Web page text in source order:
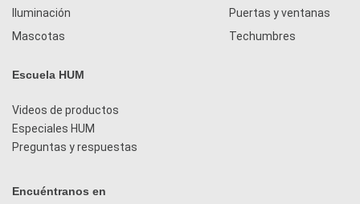
Iluminación
Mascotas
Puertas y ventanas
Techumbres
Escuela HUM
Videos de productos
Especiales HUM
Preguntas y respuestas
Encuéntranos en